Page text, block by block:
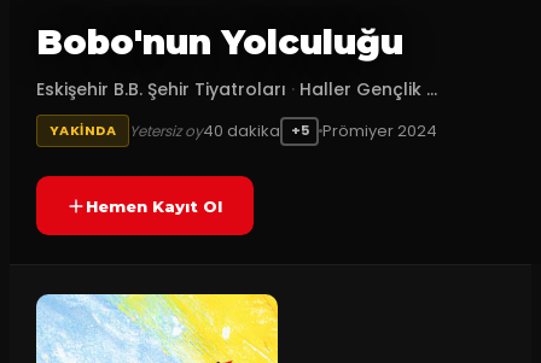
Bobo'nun Yolculuğu
Eskişehir B.B. Şehir Tiyatroları · Haller Gençlik ...
YAKINDA Yetersiz oy40 dakika +5 Prömiyer 2024
Hemen Kayıt Ol